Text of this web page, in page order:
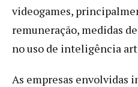
videogames,
remuneração, medidas
no uso de inteligência
As empresas envolvidas